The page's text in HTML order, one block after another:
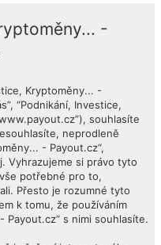
-
Kryptoměny... -
“Podnikání, Investice,
souhlasíte
neprodleně
- Payout.cz“,
Vyhrazujeme si právo tyto
potřebné pro to,
Přesto je rozumné tyto
k tomu, že používáním
Payout.cz“ s nimi souhlasíte.